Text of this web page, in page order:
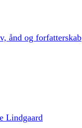
ånd og forfatterskab
Lindgaard